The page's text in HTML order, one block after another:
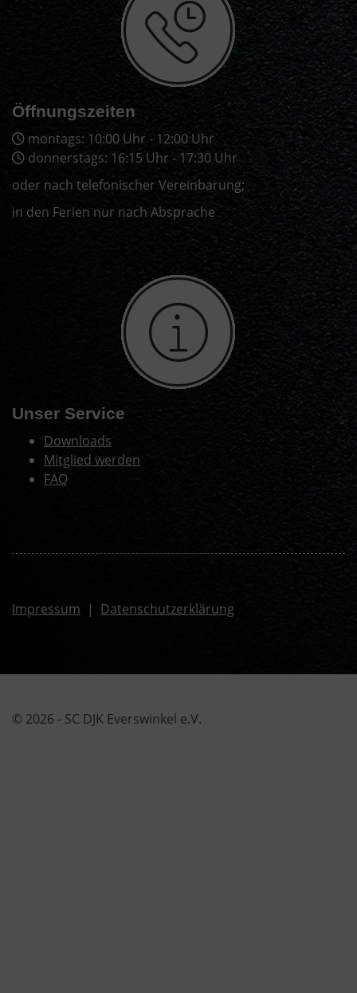
Öffnungszeiten
montags: 10:00 Uhr - 12:00 Uhr
donnerstags: 16:15 Uhr - 17:30 Uhr
oder nach telefonischer Vereinbarung;
in den Ferien nur nach Absprache
Unser Service
Downloads
Mitglied werden
FAQ
Impressum | Datenschutzerklärung
© 2026 - SC DJK Everswinkel e.V.